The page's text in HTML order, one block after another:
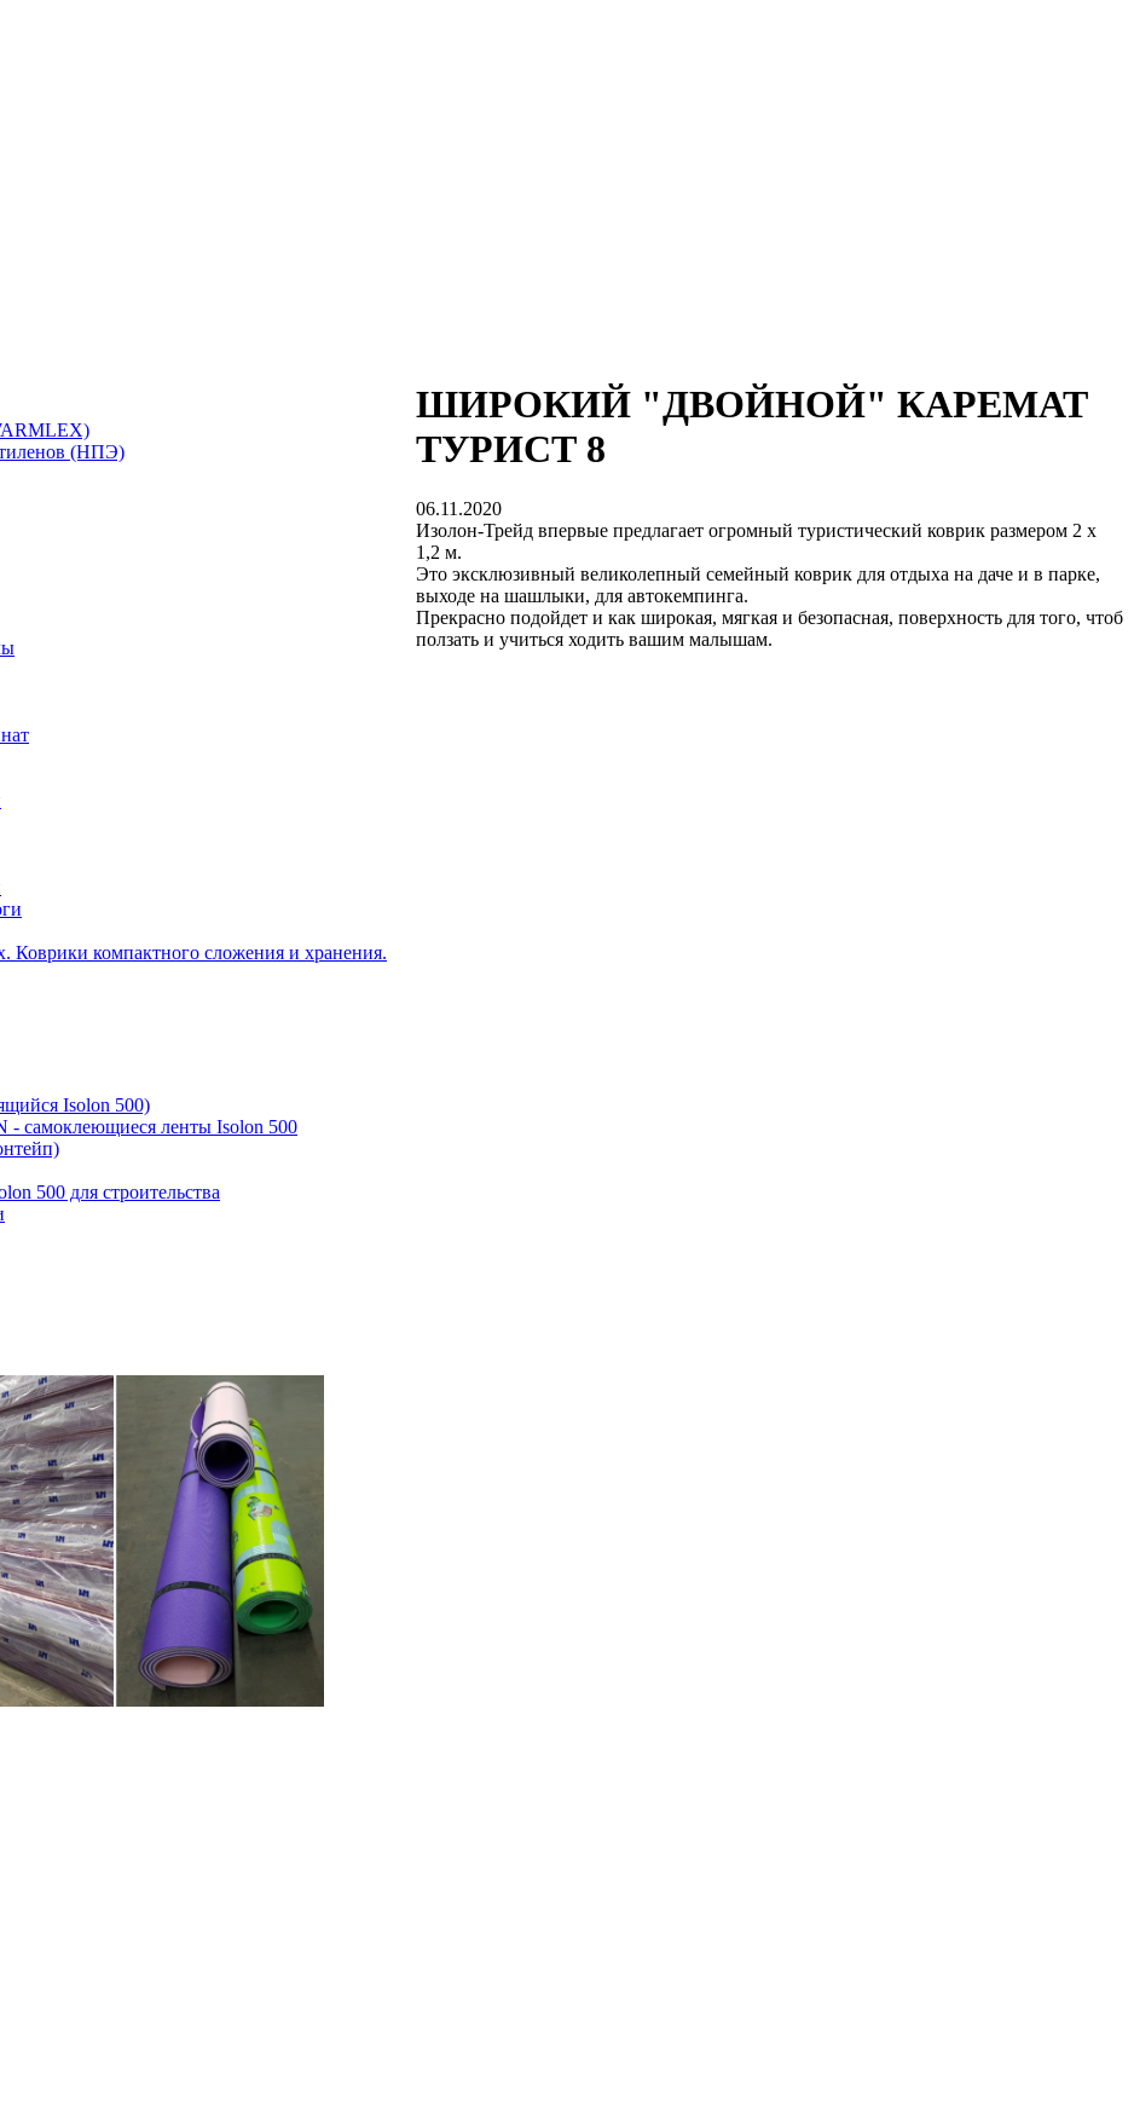
(НПЭ)
Коврики компактного сложения и хранения.
Isolon 500)
- самоклеющиеся ленты Isolon 500
500 для строительства
ШИРОКИЙ "ДВОЙНОЙ" КАРЕМАТ
ТУРИСТ 8
06.11.2020
Изолон-Трейд впервые предлагает огромный туристический коврик размером 2 х
1,2 м.
Это эксклюзивный великолепный семейный коврик для отдыха на даче и в парке,
выходе на шашлыки, для автокемпинга.
Прекрасно подойдет и как широкая, мягкая и безопасная, поверхность для того, чтоб
ползать и учиться ходить вашим малышам.